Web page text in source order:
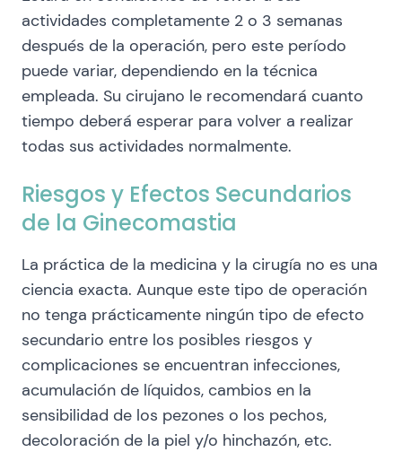
actividades completamente 2 o 3 semanas
después de la operación, pero este período
puede variar, dependiendo en la técnica
empleada. Su cirujano le recomendará cuanto
tiempo deberá esperar para volver a realizar
todas sus actividades normalmente.
Riesgos y Efectos Secundarios
de la Ginecomastia
La práctica de la medicina y la cirugía no es una
ciencia exacta. Aunque este tipo de operación
no tenga prácticamente ningún tipo de efecto
secundario entre los posibles riesgos y
complicaciones se encuentran infecciones,
acumulación de líquidos, cambios en la
sensibilidad de los pezones o los pechos,
decoloración de la piel y/o hinchazón, etc.